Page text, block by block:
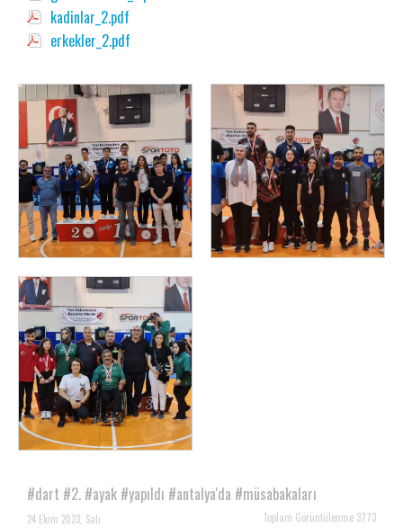
kadinlar_2.pdf
erkekler_2.pdf
#dart #2. #ayak #yapıldı #antalya'da #müsabakaları
Toplam Görüntülenme 3773
24 Ekim 2023, Salı